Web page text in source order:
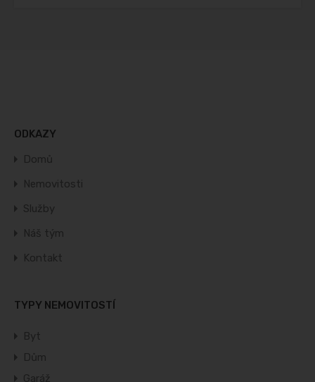
ODKAZY
Domů
Nemovitosti
Služby
Náš tým
Kontakt
TYPY NEMOVITOSTÍ
Byt
Dům
Garáž